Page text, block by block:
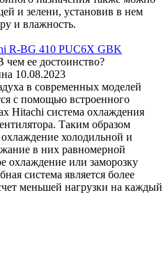
и зелени, установив в нем
и влажность.
R-BG 410 PUC6X GBK
чем ее достоинство?
10.08.2023
в современных моделей
с помощью встроенного
Hitachi система охлаждения
Таким образом
холодильной и
в них равномерной
охлаждение или заморозку
система является более
меньшей нагрузки на каждый